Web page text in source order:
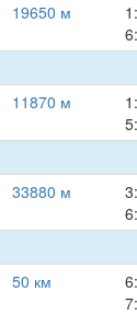
19650 м
11870 м
33880 м
50 км